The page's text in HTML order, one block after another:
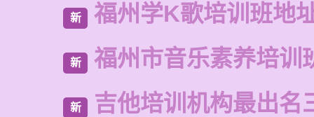
新 福州学K歌培训班地
新 福州市音乐素养培训
新 吉他培训机构最出名